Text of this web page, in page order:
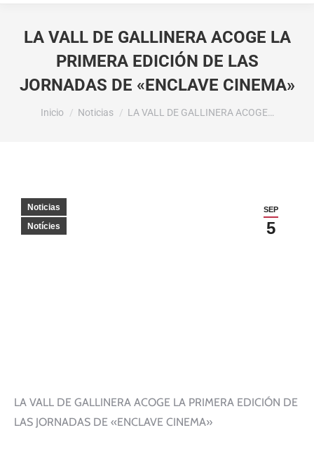
LA VALL DE GALLINERA ACOGE LA
PRIMERA EDICIÓN DE LAS
JORNADAS DE «ENCLAVE CINEMA»
Estás aquí:
Inicio Noticias LA VALL DE GALLINERA ACOGE…
SEP
5
Noticias
Notícies
LA VALL DE GALLINERA ACOGE LA PRIMERA EDICIÓN DE
LAS JORNADAS DE «ENCLAVE CINEMA»